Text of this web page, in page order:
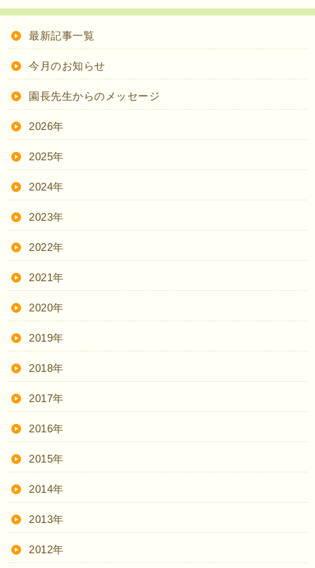
最新記事一覧
今月のお知らせ
園長先生からのメッセージ
2026年
2025年
2024年
2023年
2022年
2021年
2020年
2019年
2018年
2017年
2016年
2015年
2014年
2013年
2012年